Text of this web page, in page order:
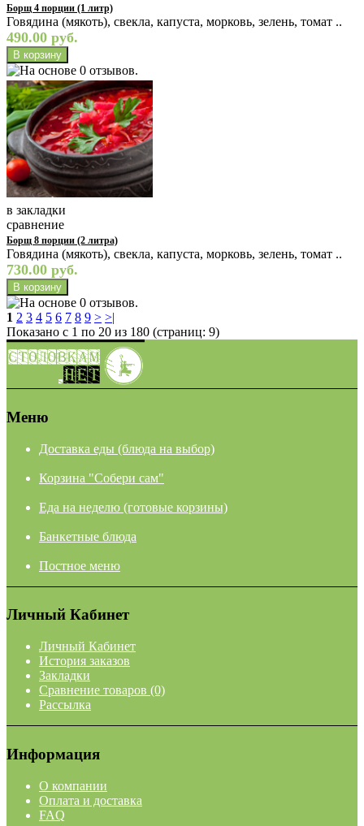
Борщ 4 порции (1 литр)
Говядина (мякоть), свекла, капуста, морковь, зелень, томат ..
490.00 руб.
в закладки
сравнение
Борщ 8 порции (2 литра)
Говядина (мякоть), свекла, капуста, морковь, зелень, томат ..
730.00 руб.
1 2 3 4 5 6 7 8 9 > >|
Показано с 1 по 20 из 180 (страниц: 9)
Меню
Доставка еды (блюда на выбор)
Корзина "Собери сам"
Еда на неделю (готовые корзины)
Банкетные блюда
Постное меню
Личный Кабинет
Личный Кабинет
История заказов
Закладки
Сравнение товаров (0)
Рассылка
Информация
О компании
Оплата и доставка
FAQ